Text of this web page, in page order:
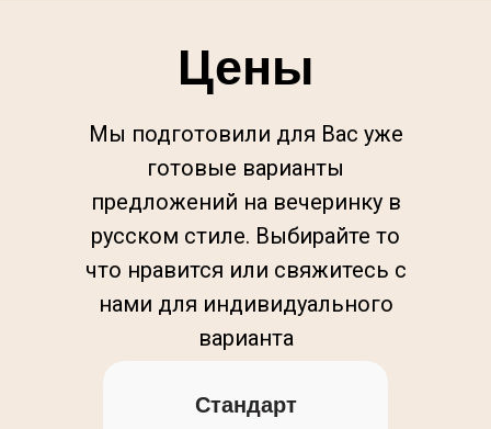
Цены
Мы подготовили для Вас уже
готовые варианты
предложений на вечеринку в
русском стиле. Выбирайте то
что нравится или свяжитесь с
нами для индивидуального
варианта
Стандарт